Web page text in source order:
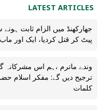
LATEST ARTICLES
جھارکھنڈ میں الزام ثابت
پیٹ کر قتل کردیا، ایک اور
وندے ماترم ،ہم اس
ترجیح دیں گے: مفکر اسلام
کلمات